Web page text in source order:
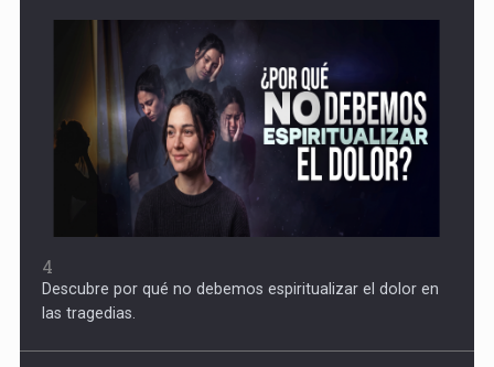
4
Descubre por qué no debemos espiritualizar el dolor en
las tragedias.